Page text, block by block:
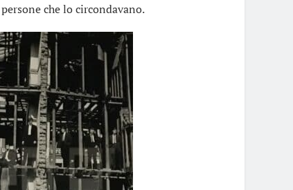
che lo circondavano.